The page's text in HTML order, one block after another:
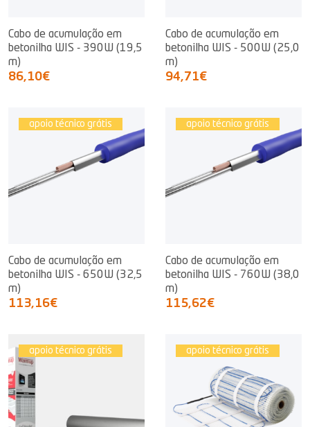
Cabo de acumulação em
betonilha WIS - 390W (19,5
m)
86,10€
Cabo de acumulação em
betonilha WIS - 500W (25,0
m)
94,71€
apoio técnico grátis
Cabo de acumulação em
betonilha WIS - 650W (32,5
m)
113,16€
apoio técnico grátis
Cabo de acumulação em
betonilha WIS - 760W (38,0
m)
115,62€
apoio técnico grátis apoio técnico grátis